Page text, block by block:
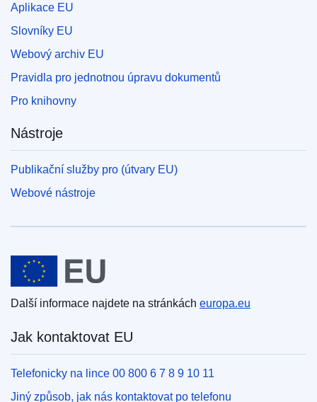
Aplikace EU
Slovníky EU
Webový archiv EU
Pravidla pro jednotnou úpravu dokumentů
Pro knihovny
Nástroje
Publikační služby pro (útvary EU)
Webové nástroje
Evropská unie
Další informace najdete na stránkách europa.eu
Jak kontaktovat EU
Telefonicky na lince 00 800 6 7 8 9 10 11
Jiný způsob, jak nás kontaktovat po telefonu